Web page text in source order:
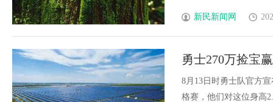
新民新闻网
勇士270万捡宝
争先发？
8月13日时勇士队官方
格赛，他们对这位身高